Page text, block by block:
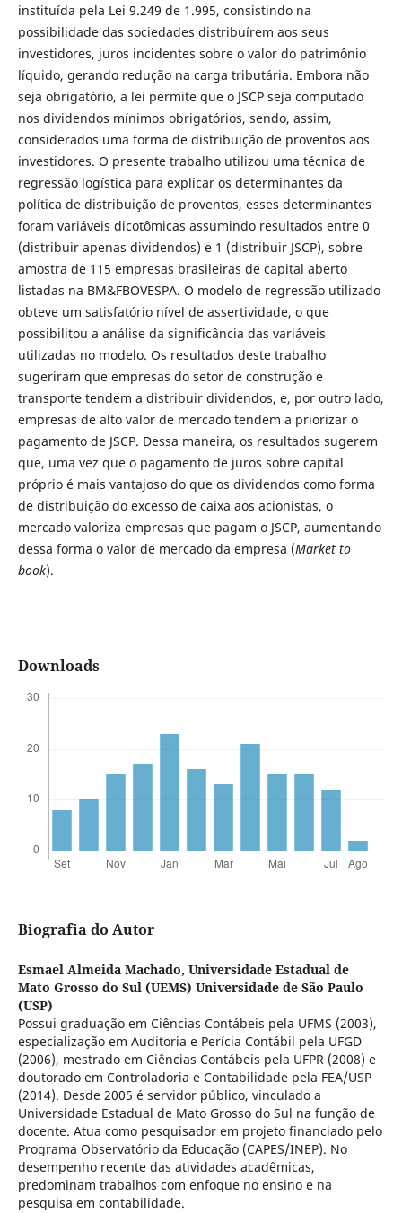
instituída pela Lei 9.249 de 1.995, consistindo na
possibilidade das sociedades distribuírem aos seus
investidores, juros incidentes sobre o valor do patrimônio
líquido, gerando redução na carga tributária. Embora não
seja obrigatório, a lei permite que o JSCP seja computado
nos dividendos mínimos obrigatórios, sendo, assim,
considerados uma forma de distribuição de proventos aos
investidores. O presente trabalho utilizou uma técnica de
regressão logística para explicar os determinantes da
política de distribuição de proventos, esses determinantes
foram variáveis dicotômicas assumindo resultados entre 0
(distribuir apenas dividendos) e 1 (distribuir JSCP), sobre
amostra de 115 empresas brasileiras de capital aberto
listadas na BM&FBOVESPA. O modelo de regressão utilizado
obteve um satisfatório nível de assertividade, o que
possibilitou a análise da significância das variáveis
utilizadas no modelo. Os resultados deste trabalho
sugeriram que empresas do setor de construção e
transporte tendem a distribuir dividendos, e, por outro lado,
empresas de alto valor de mercado tendem a priorizar o
pagamento de JSCP. Dessa maneira, os resultados sugerem
que, uma vez que o pagamento de juros sobre capital
próprio é mais vantajoso do que os dividendos como forma
de distribuição do excesso de caixa aos acionistas, o
mercado valoriza empresas que pagam o JSCP, aumentando
dessa forma o valor de mercado da empresa (Market to
book).
Downloads
Biografia do Autor
Esmael Almeida Machado, Universidade Estadual de
Mato Grosso do Sul (UEMS) Universidade de São Paulo
(USP)
Possui graduação em Ciências Contábeis pela UFMS (2003),
especialização em Auditoria e Perícia Contábil pela UFGD
(2006), mestrado em Ciências Contábeis pela UFPR (2008) e
doutorado em Controladoria e Contabilidade pela FEA/USP
(2014). Desde 2005 é servidor público, vinculado a
Universidade Estadual de Mato Grosso do Sul na função de
docente. Atua como pesquisador em projeto financiado pelo
Programa Observatório da Educação (CAPES/INEP). No
desempenho recente das atividades acadêmicas,
predominam trabalhos com enfoque no ensino e na
pesquisa em contabilidade.